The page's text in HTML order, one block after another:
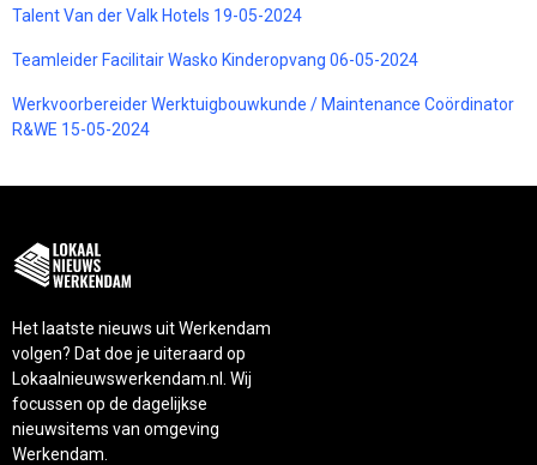
Talent Van der Valk Hotels 19-05-2024
Teamleider Facilitair Wasko Kinderopvang 06-05-2024
Werkvoorbereider Werktuigbouwkunde / Maintenance Coördinator
R&WE 15-05-2024
Het laatste nieuws uit Werkendam
volgen? Dat doe je uiteraard op
Lokaalnieuwswerkendam.nl. Wij
focussen op de dagelijkse
nieuwsitems van omgeving
Werkendam.